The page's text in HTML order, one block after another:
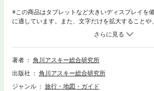
※この商品はタブレットなど大きいディスプレイを
に適しています。また、文字だけを拡大することや
ト、検索、辞書の参照、引用などの機能が使用でき
手抜きでOK！家族みんなが笑顔になれる福帰りお
のお休み、どこに行こう？」家族みんなが楽しめる
ど、計画や準備が大変…と感じているパパママはい
わらない】の三拍子揃った、“手抜き”でOKな福岡の
トをご紹介します。人気ジャンル別！お手軽日帰り
著者
角川アスキー総合研究所
出版社
角川アスキー総合研究所
ジャンル
旅行・地図・ガイド